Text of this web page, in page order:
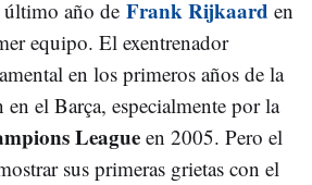
último año de Frank Rijkaard en
equipo. El exentrenador
en los primeros años de la
en el Barça, especialmente por la
Leagueen 2005. Pero el
sus primeras grietas con el